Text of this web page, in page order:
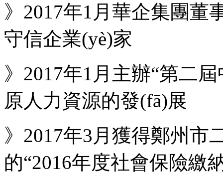
》2017年1月華企集團董
守信企業(yè)家
》2017年1月主辦“第二
原人力資源的發(fā)展
》2017年3月獲得鄭州市
的“2016年度社會保險繳